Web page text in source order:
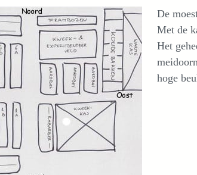
Wortelgroenten
Bladgroenten
De
Met de
Het
hoge